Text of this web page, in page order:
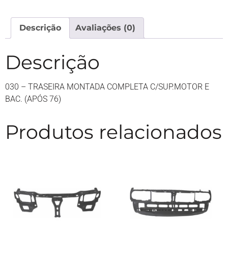
Descrição Avaliações (0)
Descrição
030 – TRASEIRA MONTADA COMPLETA C/SUP.MOTOR E
BAC. (APÓS 76)
Produtos relacionados